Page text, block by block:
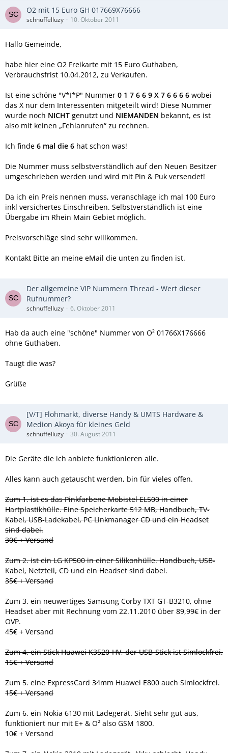
O2 mit 15 Euro GH 017669X76666
schnuffelluzy 10. Oktober 2011
Hallo Gemeinde,
habe hier eine O2 Freikarte mit 15 Euro Guthaben,
Verbrauchsfrist 10.04.2012, zu Verkaufen.
Ist eine schöne "V*I*P" Nummer 0 1 7 6 6 9 X 7 6 6 6 6 wobei
das X nur dem Interessenten mitgeteilt wird! Diese Nummer
wurde noch NICHT genutzt und NIEMANDEN bekannt, es ist
also mit keinen „Fehlanrufen“ zu rechnen.
Ich finde 6 mal die 6 hat schon was!
Die Nummer muss selbstverständlich auf den Neuen Besitzer
umgeschrieben werden und wird mit Pin & Puk versendet!
Da ich ein Preis nennen muss, veranschlage ich mal 100 Euro
inkl versichertes Einschreiben. Selbstverständlich ist eine
Übergabe im Rhein Main Gebiet möglich.
Preisvorschläge sind sehr willkommen.
Kontakt Bitte an meine eMail die unten zu finden ist.
Der allgemeine VIP Nummern Thread - Wert dieser
Rufnummer?
schnuffelluzy 6. Oktober 2011
Hab da auch eine "schöne" Nummer von O² 01766X176666
ohne Guthaben.
Taugt die was?
Grüße
[V/T] Flohmarkt, diverse Handy & UMTS Hardware &
Medion Akoya für kleines Geld
schnuffelluzy 30. August 2011
Die Geräte die ich anbiete funktionieren alle.
Alles kann auch getauscht werden, bin für vieles offen.
Zum 1. ist es das Pinkfarbene Mobistel EL500 in einer
Hartplastikhülle. Eine Speicherkarte 512 MB, Handbuch, TV-
Kabel, USB-Ladekabel, PC Linkmanager CD und ein Headset
sind dabei.
30€ + Versand
Zum 2. ist ein LG KP500 in einer Silikonhülle. Handbuch, USB-
Kabel, Netzteil, CD und ein Headset sind dabei.
35€ + Versand
Zum 3. ein neuwertiges Samsung Corby TXT GT-B3210, ohne
Headset aber mit Rechnung vom 22.11.2010 über 89,99€ in der
OVP.
45€ + Versand
Zum 4. ein Stick Huawei K3520-HV, der USB-Stick ist Simlockfrei.
15€ + Versand
Zum 5. eine ExpressCard 34mm Huawei E800 auch Simlockfrei.
15€ + Versand
Zum 6. ein Nokia 6130 mit Ladegerät. Sieht sehr gut aus,
funktioniert nur mit E+ & O² also GSM 1800.
10€ + Versand